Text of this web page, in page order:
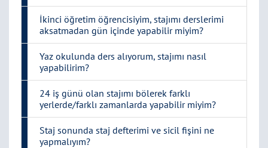
İkinci öğretim öğrencisiyim, stajımı derslerimi
aksatmadan gün içinde yapabilir miyim?
Yaz okulunda ders alıyorum, stajımı nasıl
yapabilirim?
24 iş günü olan stajımı bölerek farklı
yerlerde/farklı zamanlarda yapabilir miyim?
Staj sonunda staj defterimi ve sicil fişini ne
yapmalıyım?